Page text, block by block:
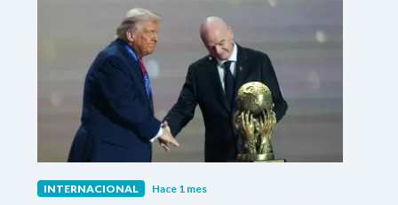
INTERNACIONAL Hace 1 mes